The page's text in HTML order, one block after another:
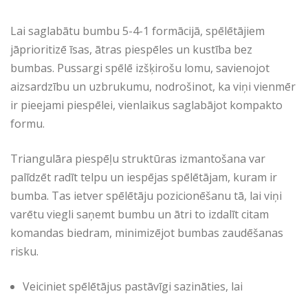
Lai saglabātu bumbu 5-4-1 formācijā, spēlētājiem
jāprioritizē īsas, ātras piespēles un kustība bez
bumbas. Pussargi spēlē izšķirošu lomu, savienojot
aizsardzību un uzbrukumu, nodrošinot, ka viņi vienmēr
ir pieejami piespēlei, vienlaikus saglabājot kompakto
formu.
Triangulāra piespēļu struktūras izmantošana var
palīdzēt radīt telpu un iespējas spēlētājam, kuram ir
bumba. Tas ietver spēlētāju pozicionēšanu tā, lai viņi
varētu viegli saņemt bumbu un ātri to izdalīt citam
komandas biedram, minimizējot bumbas zaudēšanas
risku.
Veiciniet spēlētājus pastāvīgi sazināties, lai